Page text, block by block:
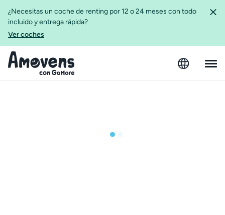
¿Necesitas un coche de renting por 12 o 24 meses con todo
incluido y entrega rápida?
Ver coches